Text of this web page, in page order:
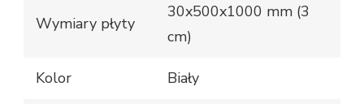
Wymiary płyty
30x500x1000 mm (3
cm)
Kolor Biały